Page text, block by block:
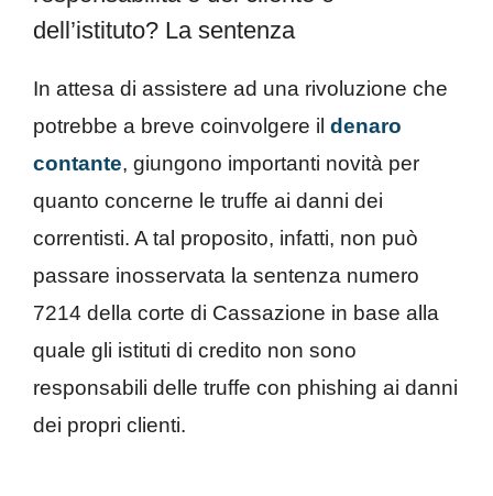
dell’istituto? La sentenza
In attesa di assistere ad una rivoluzione che
potrebbe a breve coinvolgere il denaro
contante, giungono importanti novità per
quanto concerne le truffe ai danni dei
correntisti. A tal proposito, infatti, non può
passare inosservata la sentenza numero
7214 della corte di Cassazione in base alla
quale gli istituti di credito non sono
responsabili delle truffe con phishing ai danni
dei propri clienti.